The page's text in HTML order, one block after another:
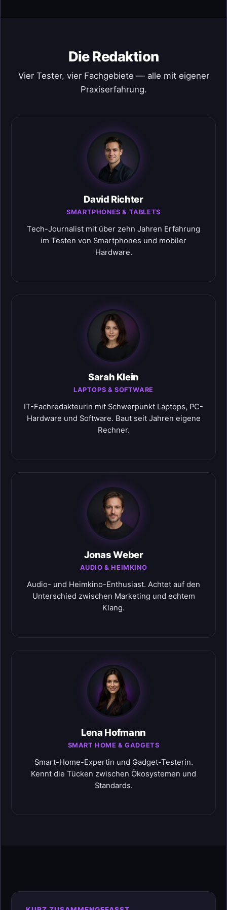
Die Redaktion
Vier Tester, vier Fachgebiete — alle mit eigener
Praxiserfahrung.
David Richter
SMARTPHONES & TABLETS
Tech-Journalist mit über zehn Jahren Erfahrung
im Testen von Smartphones und mobiler
Hardware.
Sarah Klein
LAPTOPS & SOFTWARE
IT-Fachredakteurin mit Schwerpunkt Laptops, PC-
Hardware und Software. Baut seit Jahren eigene
Rechner.
Jonas Weber
AUDIO & HEIMKINO
Audio- und Heimkino-Enthusiast. Achtet auf den
Unterschied zwischen Marketing und echtem
Klang.
Lena Hofmann
SMART HOME & GADGETS
Smart-Home-Expertin und Gadget-Testerin.
Kennt die Tücken zwischen Ökosystemen und
Standards.